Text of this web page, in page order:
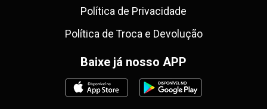
Política de Privacidade
Política de Troca e Devolução
Baixe já nosso APP